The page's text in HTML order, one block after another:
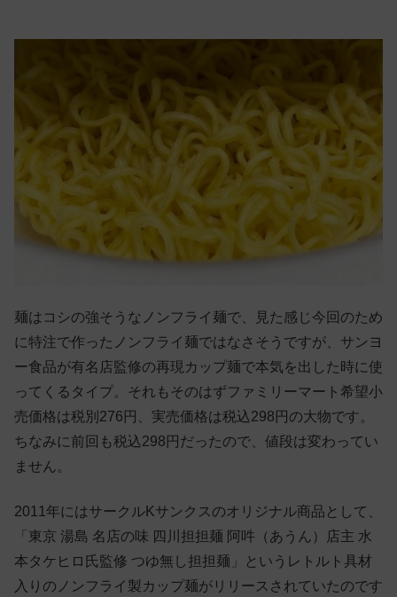
麺はコシの強そうなノンフライ麺で、見た感じ今回のため
に特注で作ったノンフライ麺ではなさそうですが、サンヨ
ー食品が有名店監修の再現カップ麺で本気を出した時に使
ってくるタイプ。それもそのはずファミリーマート希望小
売価格は税別276円、実売価格は税込298円の大物です。
ちなみに前回も税込298円だったので、値段は変わってい
ません。
2011年にはサークルKサンクスのオリジナル商品として、
「東京 湯島 名店の味 四川担担麺 阿吽（あうん）店主 水
本タケヒロ氏監修 つゆ無し担担麺」というレトルト具材
入りのノンフライ製カップ麺がリリースされていたのです